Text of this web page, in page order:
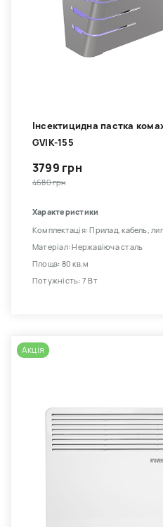
Інсектицидна пастка
GVIK-155
3799 грн
4680 грн
Характеристики
Комплектація: Прилад, кабель,
Матеріал: Нержавіюча сталь
Площа: 80 кв.м
Потужність: 7 Вт
Акція